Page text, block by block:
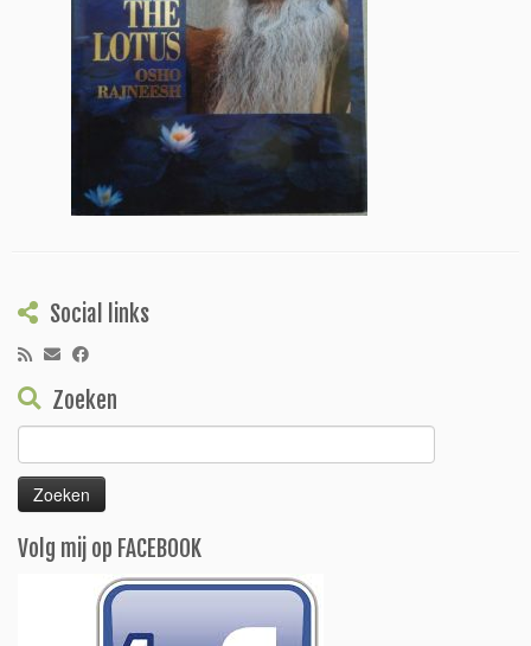
Social links
Zoeken
naar:
Volg mij op FACEBOOK